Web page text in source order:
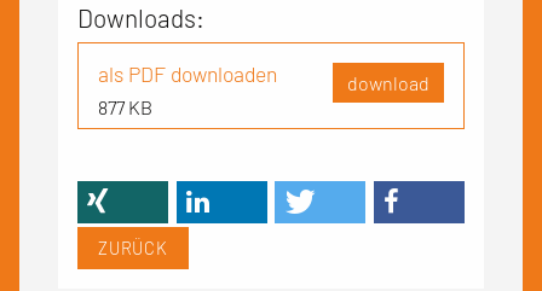
Downloads:
als PDF downloaden
877 KB
download
ZURÜCK